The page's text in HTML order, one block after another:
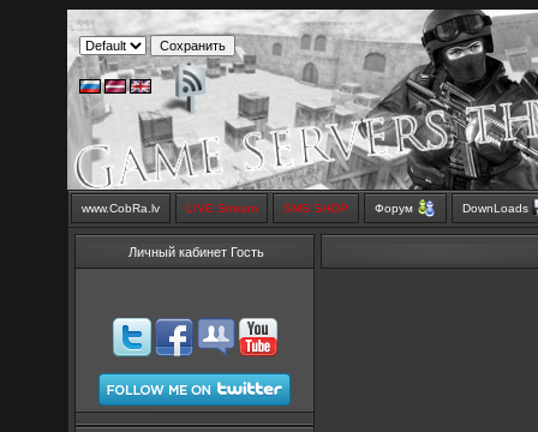
www.CobRa.lv LIVE Stream SMS SHOP Форум DownLoads
Личный кабинет Гость